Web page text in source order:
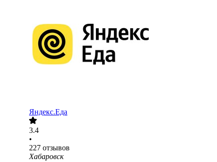
Яндекс.Еда
3.4
•
227 отзывов
Хабаровск